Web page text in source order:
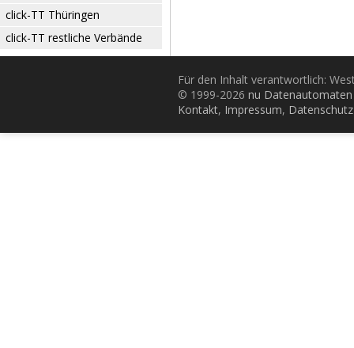
click-TT Thüringen
click-TT restliche Verbände
Für den Inhalt verantwortlich:
© 1999-2026 nu
Kontakt, Impressum, Datenschutz